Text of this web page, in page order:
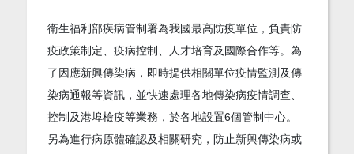
衛生福利部疾病管制署為我國最高防疫單位，負責防
疫政策制定、疫病控制、人才培育及國際合作等。為
了因應新興傳染病，即時提供相關單位疫情監測及傳
染病通報等資訊，並快速處理各地傳染病疫情調查、
控制及港埠檢疫等業務，於各地設置6個管制中心。
另為進行病原體確認及相關研究，防止新興傳染病或